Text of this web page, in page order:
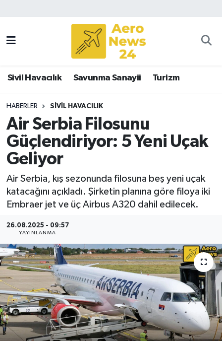
Sivil Havacılık Savunma Sanayii Turizm
HABERLER SIVIL HAVACILIK
Air Serbia Filosunu
Güçlendiriyor: 5 Yeni Uçak
Geliyor
Air Serbia, kış sezonunda filosuna beş yeni uçak
katacağını açıkladı. Şirketin planına göre filoya iki
Embraer jet ve üç Airbus A320 dahil edilecek.
26.08.2025 - 09:57
YAYINLANMA